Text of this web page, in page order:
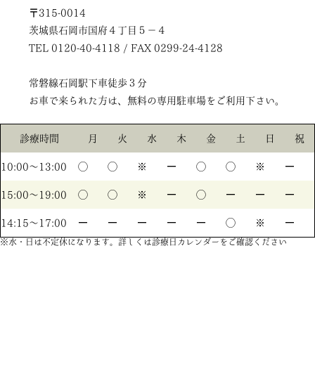
〒315-0014
茨城県石岡市国府４丁目５－４
TEL 0120-40-4118 / FAX 0299-24-4128
常磐線石岡駅下車徒歩３分
お車で来られた方は、無料の専用駐車場をご利用下さい。
診療時間 月 火 水 木 金 土 日 祝
10:00〜13:00 ◯ ◯ ※ ー ◯ ◯ ※ ー
15:00〜19:00 ◯ ◯ ※ ー ◯ ー ー ー
14:15〜17:00 ー ー ー ー ー ◯ ※ ー
※水・日は不定休になります。詳しくは診療日カレンダーをご確認ください